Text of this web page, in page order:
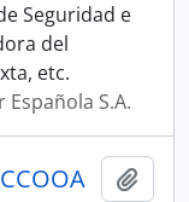
Seguridad e
del
etc.
S.A.